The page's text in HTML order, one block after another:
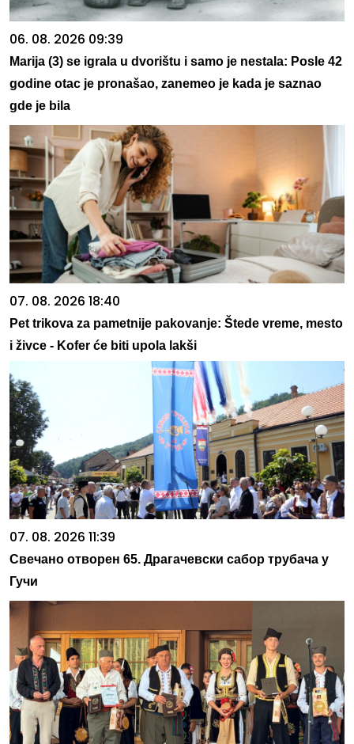
06. 08. 2026 09:39
Marija (3) se igrala u dvorištu i samo je nestala: Posle 42
godine otac je pronašao, zanemeo je kada je saznao
gde je bila
07. 08. 2026 18:40
Pet trikova za pametnije pakovanje: Štede vreme, mesto
i živce - Kofer će biti upola lakši
07. 08. 2026 11:39
Свечано отворен 65. Драгачевски сабор трубача у
Гучи